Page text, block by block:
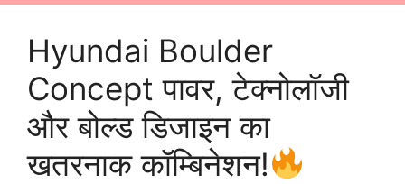
Hyundai Boulder
Concept पावर, टेक्नोलॉजी
और बोल्ड डिजाइन का
खतरनाक कॉम्बिनेशन!